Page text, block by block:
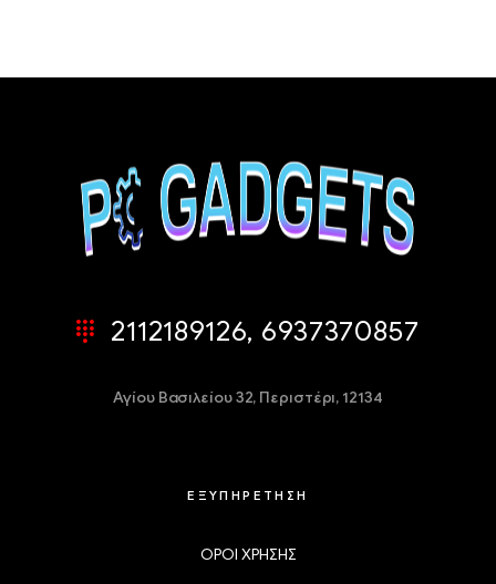
2112189126, 6937370857
Αγίου Βασιλείου 32, Περιστέρι, 12134
ΕΞΥΠΗΡΕΤΗΣΗ
ΟΡΟΙ ΧΡΗΣΗΣ